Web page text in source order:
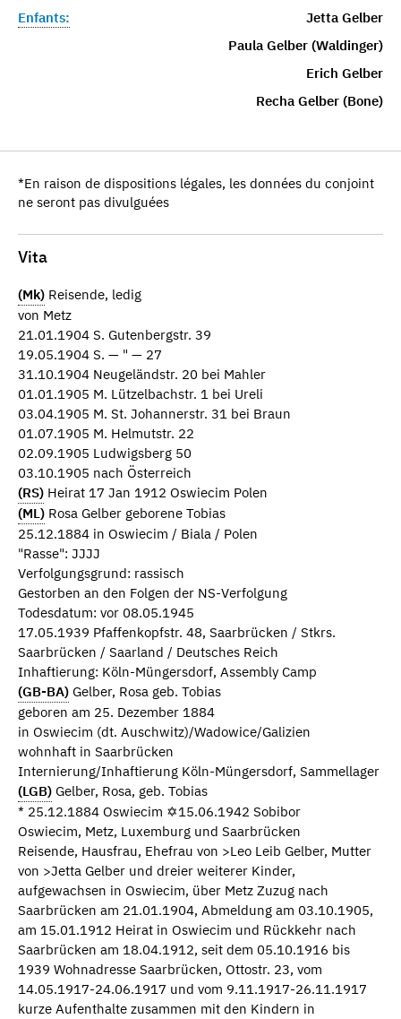
Enfants:
Jetta Gelber
Paula Gelber (Waldinger)
Erich Gelber
Recha Gelber (Bone)
*En raison de dispositions légales, les données du conjoint
ne seront pas divulguées
Vita
(Mk) Reisende, ledig
von Metz
21.01.1904 S. Gutenbergstr. 39
19.05.1904 S. — " — 27
31.10.1904 Neugeländstr. 20 bei Mahler
01.01.1905 M. Lützelbachstr. 1 bei Ureli
03.04.1905 M. St. Johannerstr. 31 bei Braun
01.07.1905 M. Helmutstr. 22
02.09.1905 Ludwigsberg 50
03.10.1905 nach Österreich
(RS) Heirat 17 Jan 1912 Oswiecim Polen
(ML) Rosa Gelber geborene Tobias
25.12.1884 in Oswiecim / Biala / Polen
"Rasse": JJJJ
Verfolgungsgrund: rassisch
Gestorben an den Folgen der NS-Verfolgung
Todesdatum: vor 08.05.1945
17.05.1939 Pfaffenkopfstr. 48, Saarbrücken / Stkrs.
Saarbrücken / Saarland / Deutsches Reich
Inhaftierung: Köln-Müngersdorf, Assembly Camp
(GB-BA) Gelber, Rosa geb. Tobias
geboren am 25. Dezember 1884
in Oswiecim (dt. Auschwitz)/Wadowice/Galizien
wohnhaft in Saarbrücken
Internierung/Inhaftierung Köln-Müngersdorf, Sammellager
(LGB) Gelber, Rosa, geb. Tobias
* 25.12.1884 Oswiecim ✡15.06.1942 Sobibor
Oswiecim, Metz, Luxemburg und Saarbrücken
Reisende, Hausfrau, Ehefrau von >Leo Leib Gelber, Mutter
von >Jetta Gelber und dreier weiterer Kinder,
aufgewachsen in Oswiecim, über Metz Zuzug nach
Saarbrücken am 21.01.1904, Abmeldung am 03.10.1905,
am 15.01.1912 Heirat in Oswiecim und Rückkehr nach
Saarbrücken am 18.04.1912, seit dem 05.10.1916 bis
1939 Wohnadresse Saarbrücken, Ottostr. 23, vom
14.05.1917-24.06.1917 und vom 9.11.1917-26.11.1917
kurze Aufenthalte zusammen mit den Kindern in